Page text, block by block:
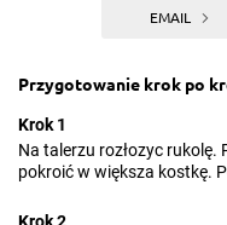
EMAIL
Przygotowanie krok po
Krok 1
Na talerzu rozłozyc
pokroić w większa kostkę.